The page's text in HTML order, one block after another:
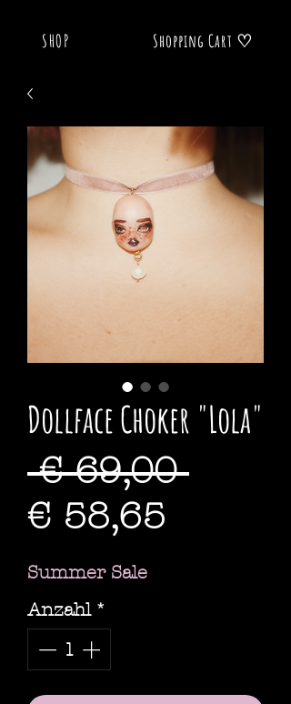
SHOP Shopping Cart ♡
Dollface Choker "Lola"
€ 69,00
€ 58,65
Summer Sale
Anzahl *